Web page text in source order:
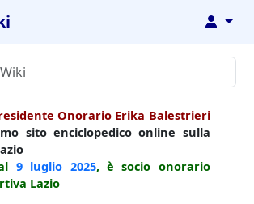
↓
Onorario Erika Balestrieri
sito enciclopedico online sulla
9 luglio 2025, è socio onorario
Lazio